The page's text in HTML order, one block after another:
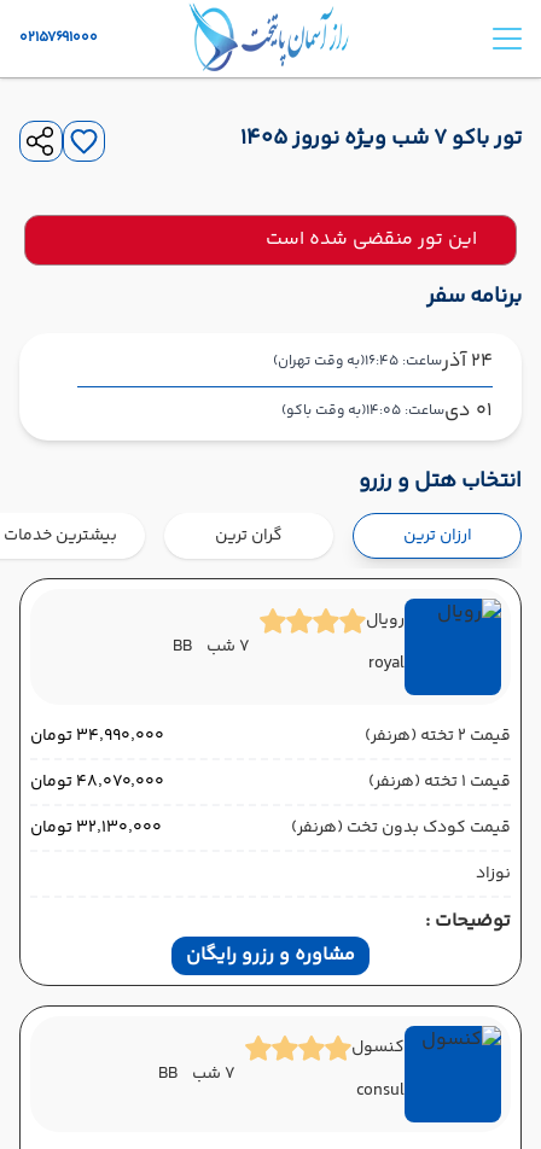
02157691000
تور باکو ۷ شب ویژه نوروز 1405
این تور منقضی شده است
برنامه سفر
24 آذر ساعت: 16:45 (به وقت تهران)
01 دی ساعت: 14:05 (به وقت باکو)
شروع سفر تهران ,
فرودگاه بین‌المللی امام خمینی IKA
باکو , فرودگاه بین‌المللی حیدر علی‌اف GYD
نوع سفر :هوایی (Economy) ایران ایر
ساعت حرکت :16:45
پایان سفر
فرودگاه بین‌المللی حیدر علی‌اف GYD
ساعت حرکت : 14:05
01:10
انتخاب هتل و رزرو
ارزان ترین گران ترین بیشترین خدمات
رویال
royal
7 شب BB
قیمت 2 تخته (هرنفر)
۳۴٬۹۹۰٬۰۰۰ تومان
قیمت 1 تخته (هرنفر)
۴۸٬۰۷۰٬۰۰۰ تومان
قیمت کودک بدون تخت (هرنفر)
۳۲٬۱۳۰٬۰۰۰ تومان
نوزاد
توضیحات :
مشاوره و رزرو رایگان
کنسول
consul
7 شب BB